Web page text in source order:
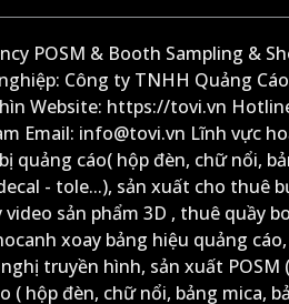
POSM & Booth Sampling &
Công ty TNHH Quảng
Website: https://tovi.vn
Email: info@tovi.vn Lĩnh vực
quảng cáo( hộp đèn, chữ nổi,
- tole...), sản xuất cho thuê
sản phẩm 3D , thuê quầy
xoay bảng hiệu quảng
truyền hình, sản xuất POSM
hộp đèn, chữ nổi, bảng mica,